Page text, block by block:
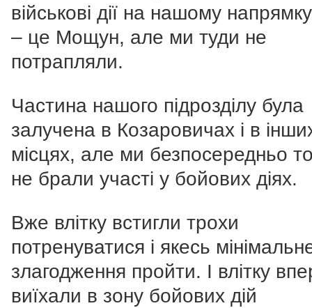
військові дії на нашому
– це Мощун, але ми туди не
потрапляли.
Частина нашого підрозділу була
залучена в Козаровичах і в
місцях, але ми безпосередньо
не брали участі у бойових діях.
Вже влітку встигли трохи
потренуватися і якесь
злагодження пройти. І влітку
виїхали в зону бойових дій